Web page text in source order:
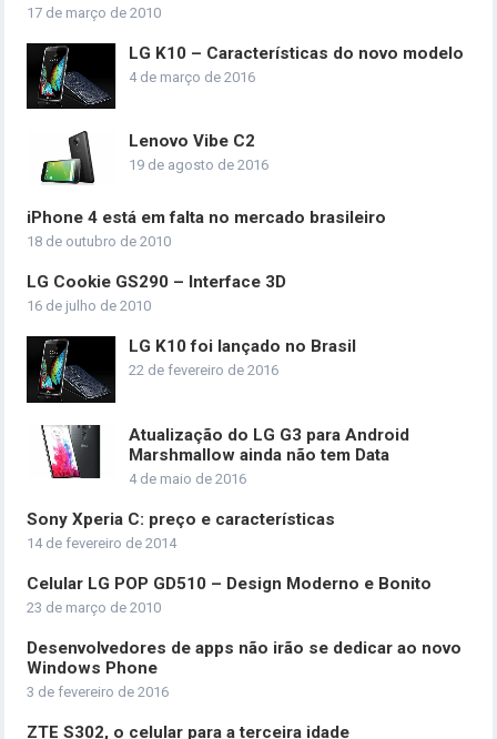
17 de março de 2010
LG K10 – Características do novo modelo
4 de março de 2016
Lenovo Vibe C2
19 de agosto de 2016
iPhone 4 está em falta no mercado brasileiro
18 de outubro de 2010
LG Cookie GS290 – Interface 3D
16 de julho de 2010
LG K10 foi lançado no Brasil
22 de fevereiro de 2016
Atualização do LG G3 para Android
Marshmallow ainda não tem Data
4 de maio de 2016
Sony Xperia C: preço e características
14 de fevereiro de 2014
Celular LG POP GD510 – Design Moderno e Bonito
23 de março de 2010
Desenvolvedores de apps não irão se dedicar ao novo
Windows Phone
3 de fevereiro de 2016
ZTE S302, o celular para a terceira idade